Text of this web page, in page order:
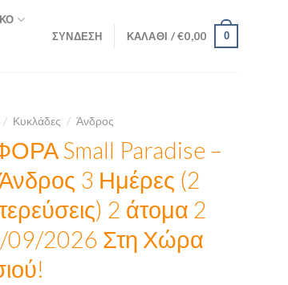
ΣΎΝΔΕΣΗ ΚΑΛΆΘΙ /€0,00 0
/ Κυκλάδες / Άνδρος
Small Paradise –
3 Ημέρες (2
2 άτομα 2
09/2026 Στη Χώρα